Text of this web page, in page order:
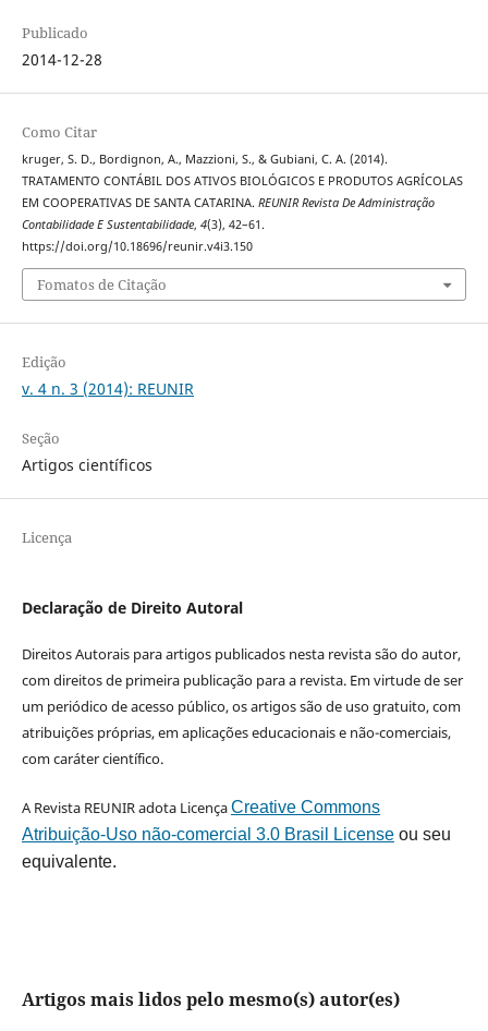
Publicado
2014-12-28
Como Citar
kruger, S. D., Bordignon, A., Mazzioni, S., & Gubiani, C. A. (2014).
TRATAMENTO CONTÁBIL DOS ATIVOS BIOLÓGICOS E PRODUTOS AGRÍCOLAS
EM COOPERATIVAS DE SANTA CATARINA. REUNIR Revista De Administração
Contabilidade E Sustentabilidade, 4(3), 42–61.
https://doi.org/10.18696/reunir.v4i3.150
Fomatos de Citação
Edição
v. 4 n. 3 (2014): REUNIR
Seção
Artigos científicos
Licença
Declaração de Direito Autoral
Direitos Autorais para artigos publicados nesta revista são do autor,
com direitos de primeira publicação para a revista. Em virtude de ser
um periódico de acesso público, os artigos são de uso gratuito, com
atribuições próprias, em aplicações educacionais e não-comerciais,
com caráter científico.
A Revista REUNIR adota LicençaCreative Commons
Atribuição-Uso não-comercial 3.0 Brasil Licenseou seu
equivalente.
Artigos mais lidos pelo mesmo(s) autor(es)